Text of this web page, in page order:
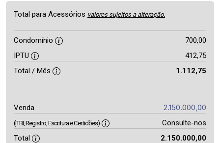
Total para Acessórios valores sujeitos a alteração.
Condomínio
700,00
IPTU
412,75
Total / Mês
1.112,75
Venda 2.150.000,00
(ITBI, Registro, Escritura e Certidões)
Consulte-nos
Total
2.150.000,00